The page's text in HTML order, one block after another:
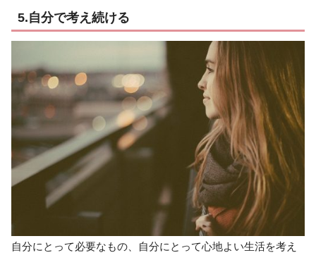
5.自分で考え続ける
自分にとって必要なもの、自分にとって心地よい生活を考え